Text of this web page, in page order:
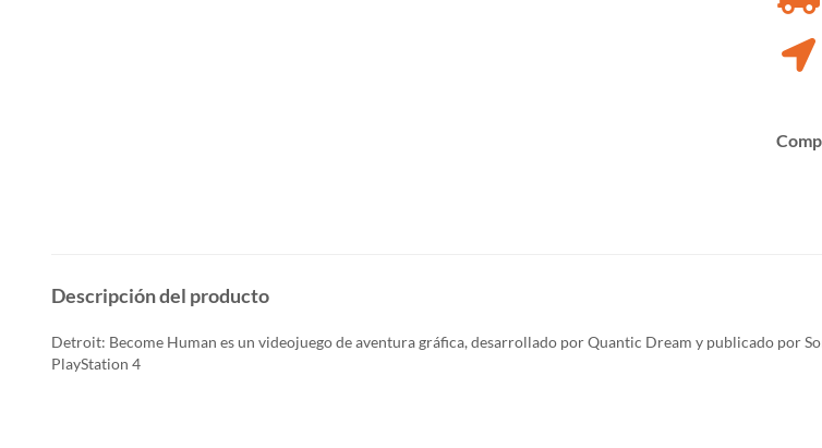
Descripción del producto
Detroit: Become Human es un videojuego de aventura gráfica, desarrollado por Quantic Dream y publicado por
PlayStation 4